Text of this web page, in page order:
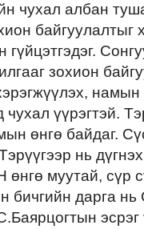
чухал албан
зохион
намын
үүрэгтэй.
өнгө байдаг.
нь
муутай, сүр
дарга нь